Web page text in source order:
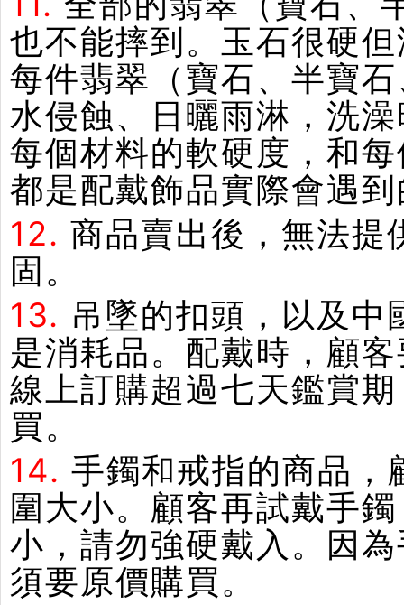
也不能摔到。玉石很硬
每件翡翠（寶石、半寶
水侵蝕、日曬雨淋，洗
每個材料的軟硬度，和
都是配戴飾品實際會遇
12. 商品賣出後，無法提
固。
13. 吊墜的扣頭，以及
是消耗品。配戴時，顧
線上訂購超過七天鑑賞
買。
14. 手鐲和戒指的商品，
圍大小。顧客再試戴手
小，請勿強硬戴入。因
須要原價購買。